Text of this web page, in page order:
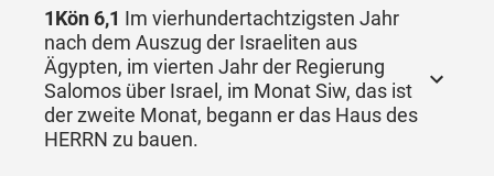
1Kön 6,1 Im vierhundertachtzigsten Jahr
nach dem Auszug der Israeliten aus
Ägypten, im vierten Jahr der Regierung
Salomos über Israel, im Monat Siw, das ist
der zweite Monat, begann er das Haus des
HERRN zu bauen.